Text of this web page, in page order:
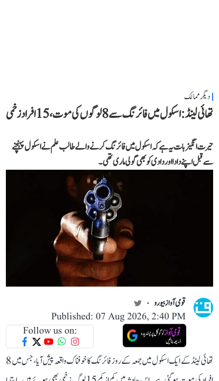
دیگر ممالک
تھائی لینڈ: اسکول میں فائرنگ سے 8 لوگوں کی موت، 15 افراد زخمی
حیرت انگیز بات یہ ہے کہ اسکول میں فائرنگ کرنے والے طالب علم نے اسکول پہنچنے
سے قبل اپنے دادا اور دادی کو بھی گولی ماری تھی۔
قومی آواز بیورو
Published: 07 Aug 2026, 2:40 PM
Follow us on:
تھائی لینڈ کے ایک اسکول میں جمعہ کے روز فائرنگ کا خوفناک واقعہ پیش آیا، جس میں 8